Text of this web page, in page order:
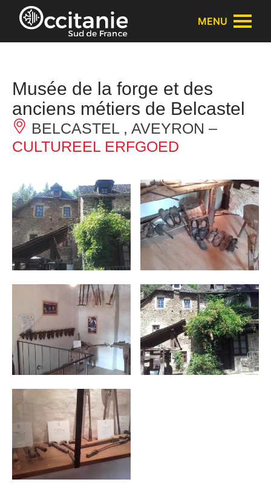
Cookies beheer paneel
MENU
Musée de la forge et des
anciens métiers de Belcastel
BELCASTEL , AVEYRON –
CULTUREEL ERFGOED